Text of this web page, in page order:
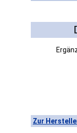
Zur